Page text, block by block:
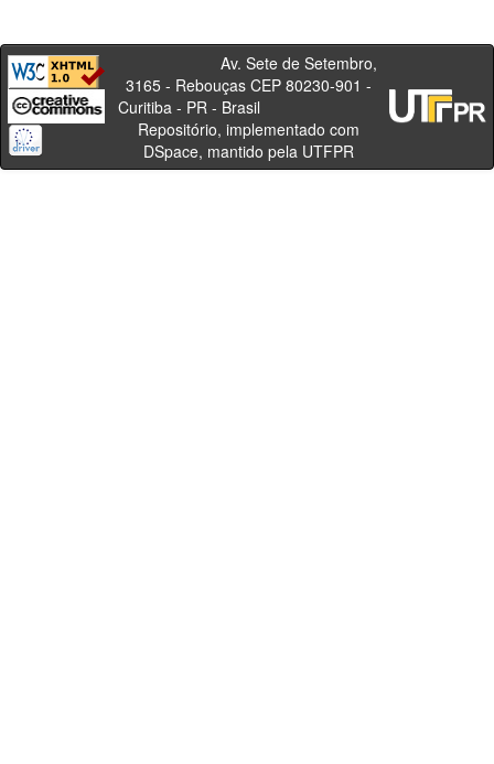
Av. Sete de Setembro,
3165 - Rebouças CEP 80230-901 -
Curitiba - PR - Brasil
Repositório, implementado com
DSpace, mantido pela UTFPR